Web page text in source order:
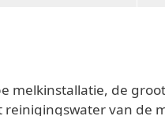
de
van de